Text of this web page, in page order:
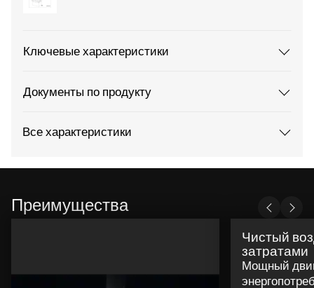
Ключевые характеристики
Документы по продукту
Все характеристики
Преимущества
Чистый
затратами
Мощный